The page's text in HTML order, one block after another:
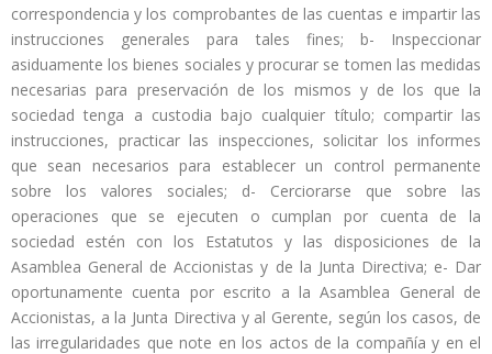
correspondencia y los comprobantes de las cuentas e impartir las
instrucciones generales para tales fines; b- Inspeccionar
asiduamente los bienes sociales y procurar se tomen las medidas
necesarias para preservación de los mismos y de los que la
sociedad tenga a custodia bajo cualquier título; compartir las
instrucciones, practicar las inspecciones, solicitar los informes
que sean necesarios para establecer un control permanente
sobre los valores sociales; d- Cerciorarse que sobre las
operaciones que se ejecuten o cumplan por cuenta de la
sociedad estén con los Estatutos y las disposiciones de la
Asamblea General de Accionistas y de la Junta Directiva; e- Dar
oportunamente cuenta por escrito a la Asamblea General de
Accionistas, a la Junta Directiva y al Gerente, según los casos, de
las irregularidades que note en los actos de la compañía y en el